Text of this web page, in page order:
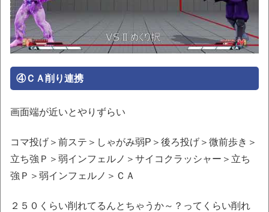
④ＣＡ削り連携
画面端が近いとやりずらい
コマ投げ＞前ステ＞しゃがみ弱P＞後ろ投げ＞微前歩き＞
立ち強Ｐ＞弱インフェルノ＞サイコクラッシャー＞立ち
強Ｐ＞弱インフェルノ＞ＣＡ
２５０くらい削れてるんとちゃうか～？ってくらい削れ